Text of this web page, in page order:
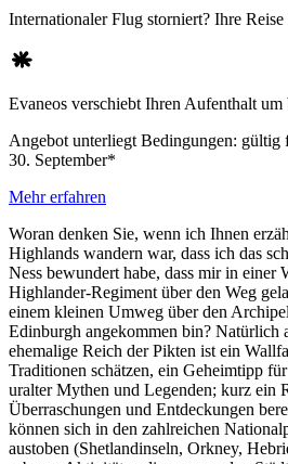
Internationaler Flug storniert? Ihre Reise
Evaneos verschiebt Ihren Aufenthalt um
Angebot unterliegt Bedingungen: gültig
30. September*
Mehr erfahren
Woran denken Sie, wenn ich Ihnen
Highlands wandern war, dass ich das
Ness bewundert habe, dass mir in einer
Highlander-Regiment über den Weg
einem kleinen Umweg über den
Edinburgh angekommen bin? Natürlich
ehemalige Reich der Pikten ist ein
Traditionen schätzen, ein Geheimtipp
uralter Mythen und Legenden; kurz ein
Überraschungen und Entdeckungen
können sich in den zahlreichen
austoben (Shetlandinseln, Orkney,